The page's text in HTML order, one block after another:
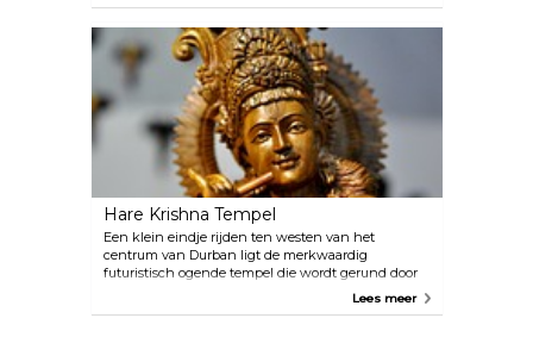
kopen. De bar met uitzicht op de baai van het hotel
is een hit bij vaste klanten.
Hare Krishna Tempel
Een klein eindje rijden ten westen van het
centrum van Durban ligt de merkwaardig
futuristisch ogende tempel die wordt gerund door
de plaatselijke vereniging voor Krishna Bewustzijn.
Lees meer